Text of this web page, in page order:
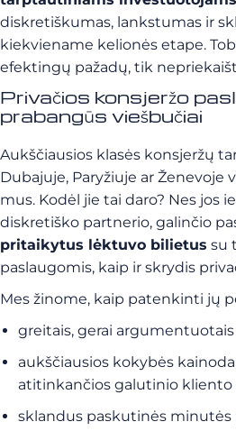
diskretiškumas, lankstumas ir
kiekviename kelionės etape.
efektingų pažadų, tik
Privačios konsjeržo
prabangūs viešbučiai
Aukščiausios klasės konsjeržų
Dubajuje, Paryžiuje ar Ženevoje
mus. Kodėl jie tai daro? Nes jos
diskretiško partnerio, galinčio
pritaikytus lėktuvo bilietus su
paslaugomis, kaip ir skrydis
Mes žinome, kaip patenkinti jų
greitais, gerai
aukščiausios kokybės
atitinkančios galutinio kliento
sklandus paskutinės